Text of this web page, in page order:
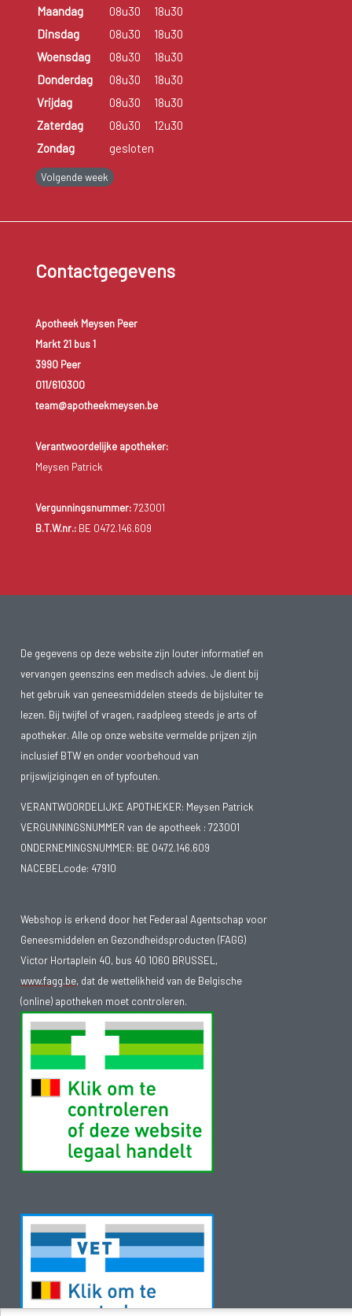
Maandag 08u30
18u30
Dinsdag
08u30
18u30
Woensdag
08u30
18u30
Donderdag
08u30
18u30
Vrijdag
08u30
18u30
Zaterdag
08u30
12u30
Zondag
gesloten
Volgende week
Contactgegevens
Apotheek Meysen Peer
Markt 21 bus 1
3990 Peer
011/610300
team@apotheekmeysen.be
Verantwoordelijke apotheker:
Meysen Patrick
Vergunningsnummer:723001
B.T.W.nr.:BE 0472.146.609
De gegevens op deze website zijn louter informatief en
vervangen geenszins een medisch advies. Je dient bij
het gebruik van geneesmiddelen steeds de bijsluiter te
lezen. Bij twijfel of vragen, raadpleeg steeds je arts of
apotheker. Alle op onze website vermelde prijzen zijn
inclusief BTW en onder voorbehoud van
prijswijzigingen en of typfouten.
VERANTWOORDELIJKE APOTHEKER: Meysen Patrick
VERGUNNINGSNUMMER van de apotheek : 723001
ONDERNEMINGSNUMMER: BE 0472.146.609
NACEBELcode: 47910
Webshop is erkend door het Federaal Agentschap voor
Geneesmiddelen en Gezondheidsproducten (FAGG)
Victor Hortaplein 40, bus 40 1060 BRUSSEL,
www.fagg.be, dat de wettelikheid van de Belgische
(online) apotheken moet controleren.